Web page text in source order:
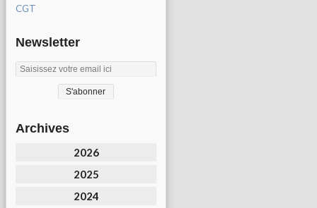
CGT
Newsletter
Archives
2026
2025
2024